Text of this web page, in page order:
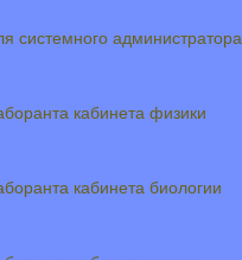
системного администратора
кабинета физики
кабинета биологии